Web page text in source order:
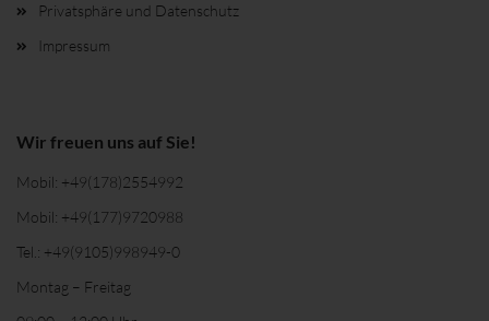
Privatsphäre und Datenschutz
Impressum
Wir freuen uns auf Sie!
Mobil: +49(178)2554992
Mobil: +49(177)9720988
Tel.: +49(9105)998949-0
Montag – Freitag